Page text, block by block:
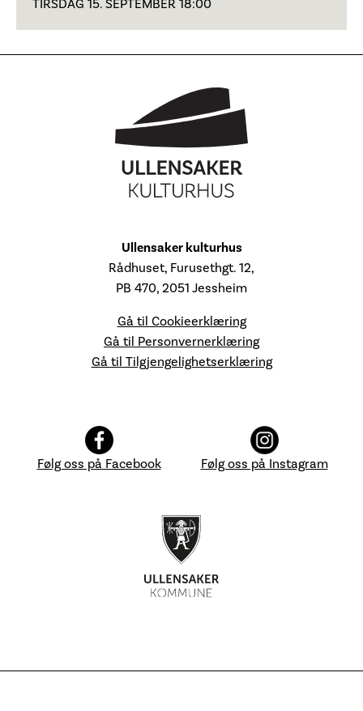
TIRSDAG 15. SEPTEMBER 18:00
Ullensaker kulturhus
Rådhuset, Furusethgt. 12,
PB 470, 2051 Jessheim
Gå til Cookieerklæring
Gå til Personvernerklæring
Gå til Tilgjengelighetserklæring
Følg oss på Facebook Følg oss på Instagram